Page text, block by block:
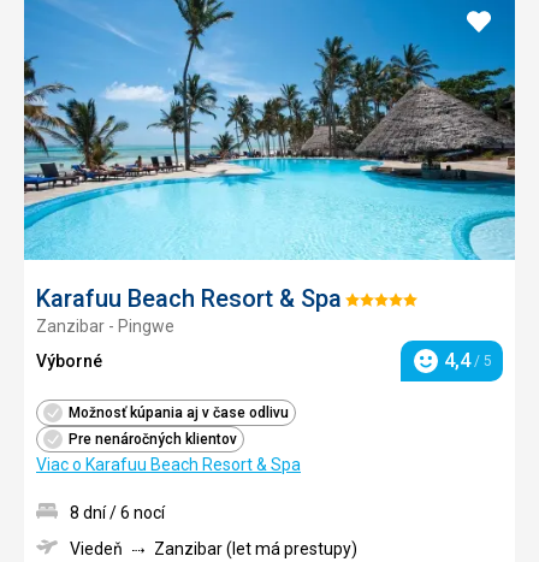
Karafuu Beach Resort & Spa Hodnotenie:
Zanzibar - Pingwe
Výborné
Hodnotenie
4,4/ 5
Možnosť kúpania aj v čase odlivu
Pre nenáročných klientov
Viac o Karafuu Beach Resort & Spa
Pridať
8 dní / 6 nocí
Viedeň
Zanzibar (let má prestupy)